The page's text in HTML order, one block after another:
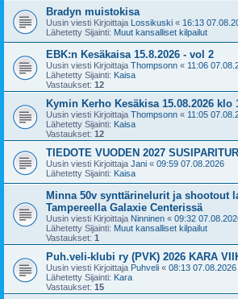
Bradyn muistokisa
Uusin viesti Kirjoittaja Lossikuski « 16:13
Lähetetty Sijainti: Muut kansalliset kilpailut
EBK:n Kesäkaisa 15.8.2026 - vol 2
Uusin viesti Kirjoittaja Thompsonn « 11:06
Lähetetty Sijainti: Kaisa
Vastaukset: 12
Kymin Kerho Kesäkisa 15.08.2026 klo
Uusin viesti Kirjoittaja Thompsonn « 11:05
Lähetetty Sijainti: Kaisa
Vastaukset: 12
TIEDOTE VUODEN 2027
Uusin viesti Kirjoittaja Jani « 09:59 07.08.2026
Lähetetty Sijainti: Kaisa
Minna 50v synttärinelurit ja shootout
Tampereella Galaxie Centerissä
Uusin viesti Kirjoittaja Ninninen « 09:32
Lähetetty Sijainti: Muut kansalliset kilpailut
Vastaukset: 1
Puh.veli-klubi ry (PVK) 2026 KARA
Uusin viesti Kirjoittaja Puhveli « 08:13 07.08.2026
Lähetetty Sijainti: Kara
Vastaukset: 15